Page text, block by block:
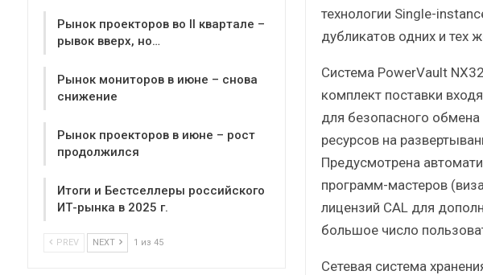
технологии Single-
дубликатов одних и тех
Система PowerVault
комплект поставки
для безопасного
ресурсов на
Предусмотрена
программ-мастеров
лицензий CAL для
большое число
Сетевая система
Рынок проекторов во II квартале –
рывок вверх, но…
Рынок мониторов в июне – снова
снижение
Рынок проекторов в июне – рост
продолжился
Итоги и Бестселлеры российского
ИТ-рынка в 2025 г.
PREV NEXT 1 из 45